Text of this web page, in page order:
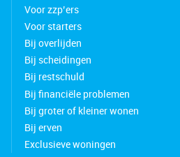
Voor zzp’ers
Voor starters
Bij overlijden
Bij scheidingen
Bij restschuld
Bij financiële problemen
Bij groter of kleiner wonen
Bij erven
Exclusieve woningen